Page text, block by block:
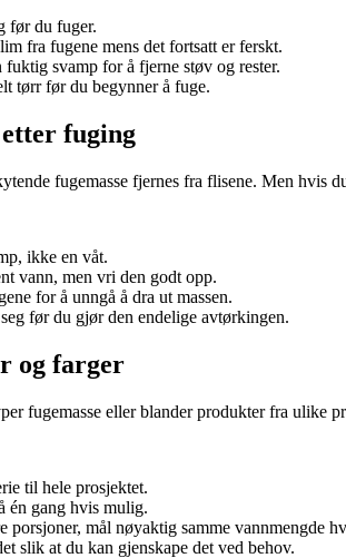
før du fuger.
fra fugene mens det fortsatt er ferskt.
svamp for å fjerne støv og rester.
tørr før du begynner å fuge.
fuging
fugemasse fjernes fra flisene. Men
ikke en våt.
vann, men vri den godt opp.
for å unngå å dra ut massen.
før du gjør den endelige avtørkingen.
og farger
fugemasse eller blander produkter fra ulike
til hele prosjektet.
én gang hvis mulig.
porsjoner, mål nøyaktig samme vannmengde
slik at du kan gjenskape det ved behov.